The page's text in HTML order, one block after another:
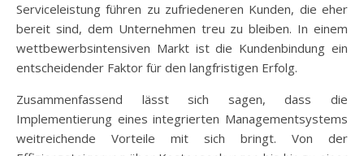
Serviceleistung führen zu zufriedeneren Kunden, die eher
bereit sind, dem Unternehmen treu zu bleiben. In einem
wettbewerbsintensiven Markt ist die Kundenbindung ein
entscheidender Faktor für den langfristigen Erfolg.
Zusammenfassend lässt sich sagen, dass die
Implementierung eines integrierten Managementsystems
weitreichende Vorteile mit sich bringt. Von der